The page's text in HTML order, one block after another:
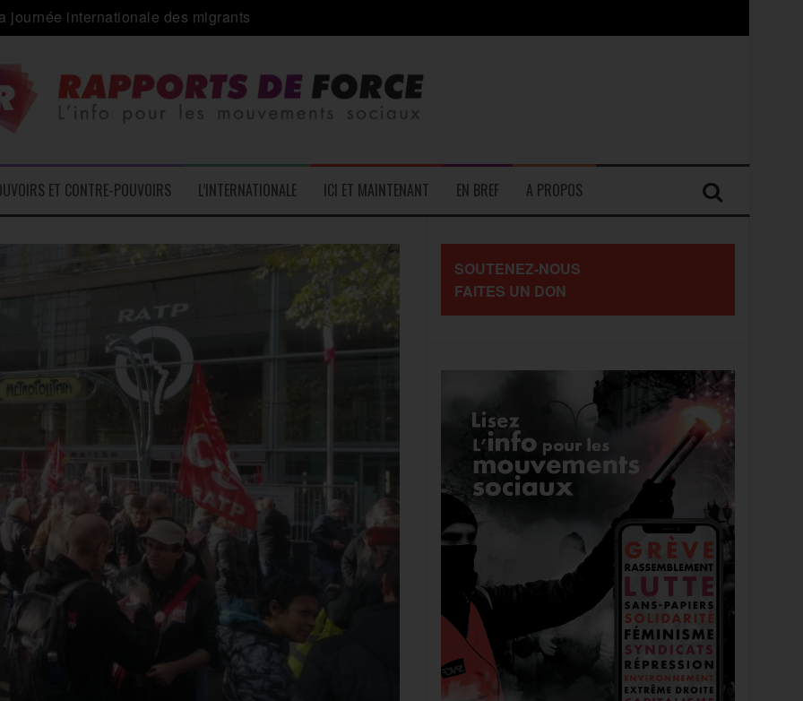
inédite » avec les associations d’usagers ?
– L’Actu des Oublié.es
contre « l’une des plus grandes attaques jamais menées contre les travailleurs »
médico-social
ET CONTRE-POUVOIRS L’INTERNATIONALE ICI ET MAINTENANT EN BREF A PROPOS
SOUTENEZ-NOUS
FAITES UN DON